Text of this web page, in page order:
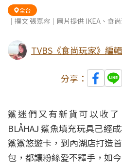
全台
｜撰文 張嘉容｜圖片提供 IKEA、食
TVBS《食尚玩家》編
分享：
鯊迷們又有新貨可以收
BLÅHAJ 鯊魚填充玩具己經
鯊鯊悠遊卡，到內湖店打造
包，都讓粉絲愛不釋手，如